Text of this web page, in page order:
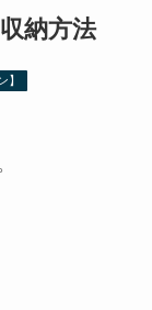
納方法
】